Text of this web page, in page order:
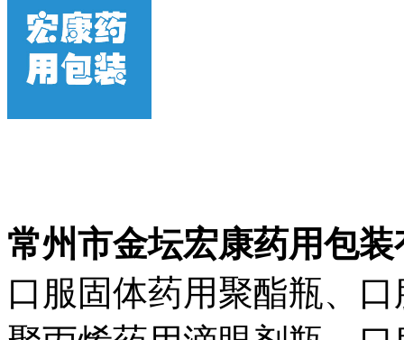
常州市金坛宏康药用包
口服固体药用聚酯瓶、